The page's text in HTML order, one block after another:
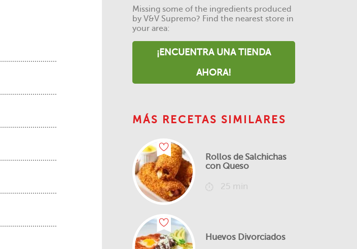
Missing some of the ingredients produced
by V&V Supremo? Find the nearest store in
your area:
¡ENCUENTRA UNA TIENDA
AHORA!
MÁS RECETAS SIMILARES
Rollos de Salchichas
con Queso
25 min
Huevos Divorciados